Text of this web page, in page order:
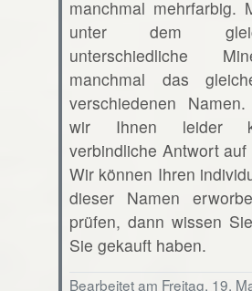
manchmal mehrfarbig.
unter dem
unterschiedliche
manchmal das
verschiedenen
wir Ihnen leider
verbindliche Antwort
Wir können Ihren
dieser Namen
prüfen, dann wissen
Sie gekauft haben.
Bearbeitet am Freitag, 19.